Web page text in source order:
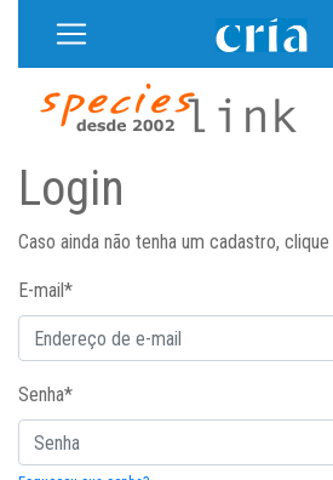
Login
Caso ainda não tenha um cadastro, clique
E-mail*
Senha*